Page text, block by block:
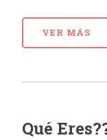
VER MÁS
Qué